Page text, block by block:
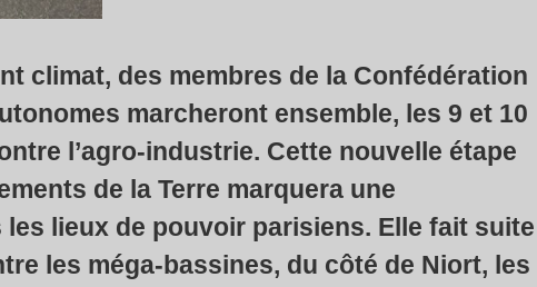
climat, des membres de la Confédération
marcheront ensemble, les 9 et 10
l’agro-industrie. Cette nouvelle étape
de la Terre marquera une
lieux de pouvoir parisiens. Elle fait suite
les méga-bassines, du côté de Niort, les